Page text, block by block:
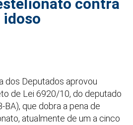
contra
idoso
dos Deputados aprovou
de Lei 6920/10, do deputado
BA), que dobra a pena de
atualmente de um a cinco